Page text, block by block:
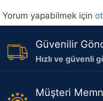
Yorum yapabilmek için
Güvenilir
Hızlı ve güvenli
Müşteri